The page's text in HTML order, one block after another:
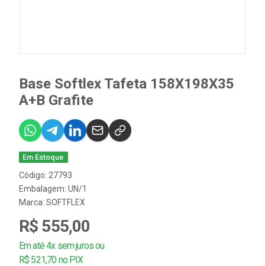
Base Softlex Tafeta 158X198X35
A+B Grafite
Em Estoque
Código: 27793
Embalagem: UN/1
Marca: SOFTFLEX
R$ 555,00
Em até 4x sem juros ou
R$ 521,70 no PIX